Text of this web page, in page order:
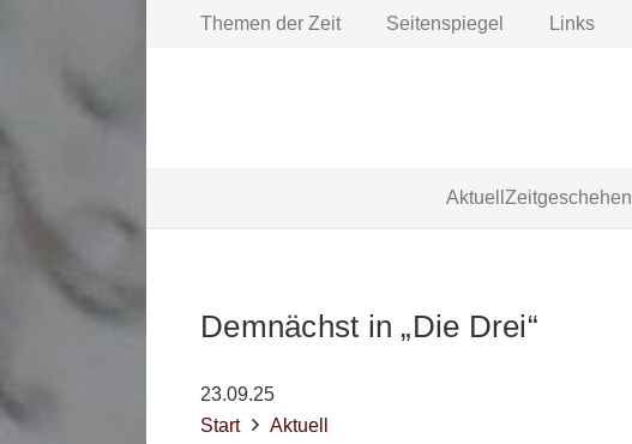
Themen der Zeit Seitenspiegel Links
Aktuell Zeitgeschehen
Demnächst in „Die Drei“
23.09.25
Start
Aktuell